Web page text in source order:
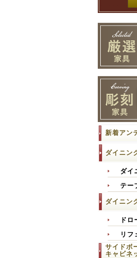
新着アン
ダイニン
ダイ
テー
ダイニン
ドロ
リフ
サイドボ
キャビネ